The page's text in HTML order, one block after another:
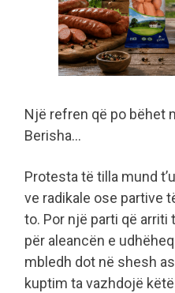
Një refren që po bëhet
Berisha…
Protesta të tilla mund
ve radikale ose partive
to. Por një parti që
për aleancën e
mbledh dot në shesh
kuptim ta vazhdojë